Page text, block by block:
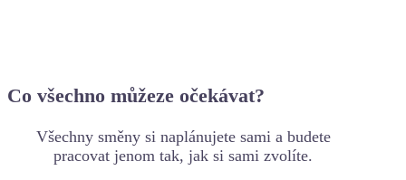
Co všechno můžeze očekávat?
Všechny směny si naplánujete sami a budete
pracovat jenom tak, jak si sami zvolíte.